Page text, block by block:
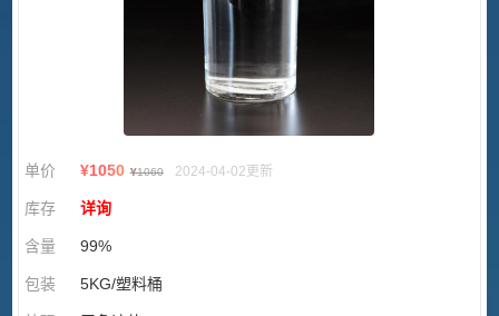
单价 ¥1050 ¥1060 2024-04-02更新
库存 详询
含量 99%
包装 5KG/塑料桶